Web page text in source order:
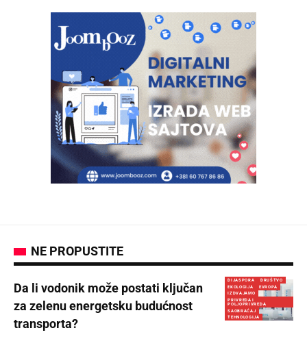
NE PROPUSTITE
DIJASPORA
DRUŠTVO
EKOLOGIJA
EVROPA
IZDVAJAMO
PRIVREDA I
POLJOPRIVREDA
SAOBRAĆAJ
TEHNOLOGIJA
Da li vodonik može postati ključan
za zelenu energetsku budućnost
transporta?